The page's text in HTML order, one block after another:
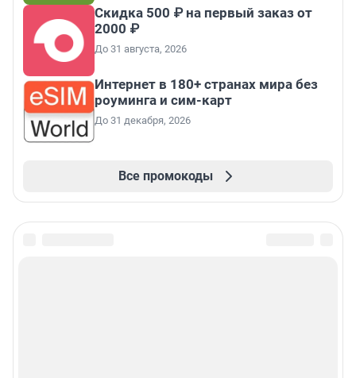
Скидка 500 ₽ на первый заказ от
2000 ₽
До 31 августа, 2026
Интернет в 180+ странах мира без
роуминга и сим-карт
До 31 декабря, 2026
Все промокоды